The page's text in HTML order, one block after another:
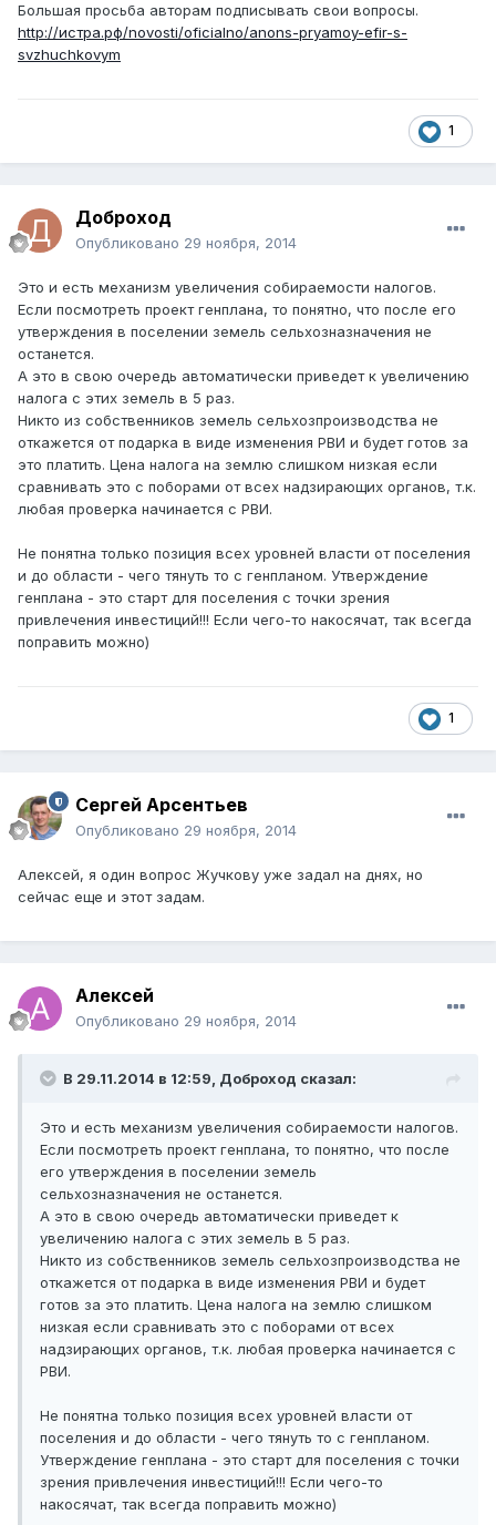
Большая просьба авторам подписывать свои вопросы.
http://истра.рф/novosti/oficialno/anons-pryamoy-efir-s-
svzhuchkovym
1
Доброход
Опубликовано 29 ноября, 2014
Это и есть механизм увеличения собираемости налогов.
Если посмотреть проект генплана, то понятно, что после его
утверждения в поселении земель сельхозназначения не
останется.
А это в свою очередь автоматически приведет к увеличению
налога с этих земель в 5 раз.
Никто из собственников земель сельхозпроизводства не
откажется от подарка в виде изменения РВИ и будет готов за
это платить. Цена налога на землю слишком низкая если
сравнивать это с поборами от всех надзирающих органов, т.к.
любая проверка начинается с РВИ.
Не понятна только позиция всех уровней власти от поселения
и до области - чего тянуть то с генпланом. Утверждение
генплана - это старт для поселения с точки зрения
привлечения инвестиций!!! Если чего-то накосячат, так всегда
поправить можно)
1
Сергей Арсентьев
Опубликовано 29 ноября, 2014
Алексей, я один вопрос Жучкову уже задал на днях, но
сейчас еще и этот задам.
Алексей
Опубликовано 29 ноября, 2014
В 29.11.2014 в 12:59, Доброход сказал:
Это и есть механизм увеличения собираемости налогов.
Если посмотреть проект генплана, то понятно, что после
его утверждения в поселении земель
сельхозназначения не останется.
А это в свою очередь автоматически приведет к
увеличению налога с этих земель в 5 раз.
Никто из собственников земель сельхозпроизводства не
откажется от подарка в виде изменения РВИ и будет
готов за это платить. Цена налога на землю слишком
низкая если сравнивать это с поборами от всех
надзирающих органов, т.к. любая проверка начинается с
РВИ.
Не понятна только позиция всех уровней власти от
поселения и до области - чего тянуть то с генпланом.
Утверждение генплана - это старт для поселения с точки
зрения привлечения инвестиций!!! Если чего-то
накосячат, так всегда поправить можно)